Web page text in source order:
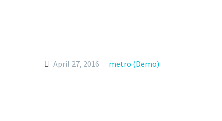
April 27, 2016 metro (Demo)